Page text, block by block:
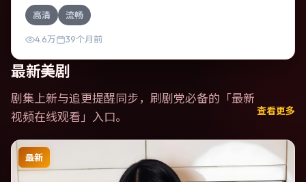
泰国，围绕一次意外选择展开连锁反应；配乐与色彩高度服
务于主题，结尾留白耐人寻味。
高清 流畅
4.6万 39个月前
最新美剧
剧集上新与追更提醒同步，刷剧党必备的「最新
视频在线观看 」入口。 查看更多
最新